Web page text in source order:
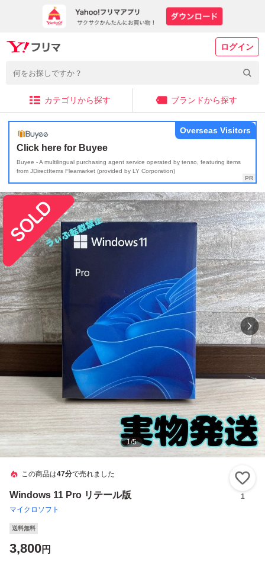
ログイン
カテゴリから探す ブランドから探す
Click here for Buyee
Buyee - A multilingual purchasing agent service operated by tenso, featuring items
from JDirectItems Fleamarket (provided by LY Corporation)
Overseas Visitors
1/5
この商品は47分で売れました
Windows 11 Pro リテール版
マイクロソフト
1
送料無料
3,800円